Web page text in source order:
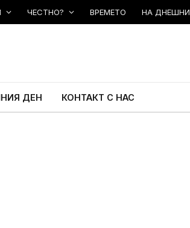
ЧЕСТНО? ВРЕМЕТО НА
ДЕН КОНТАКТ С НАС